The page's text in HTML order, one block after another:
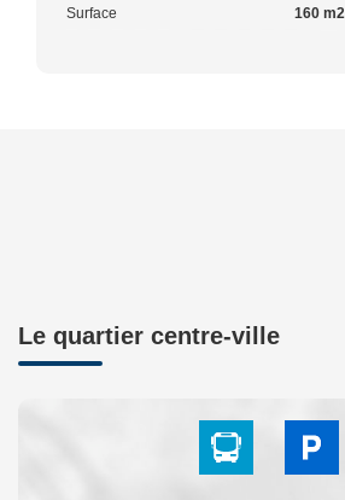
Surface 160 m2
Le quartier centre-ville